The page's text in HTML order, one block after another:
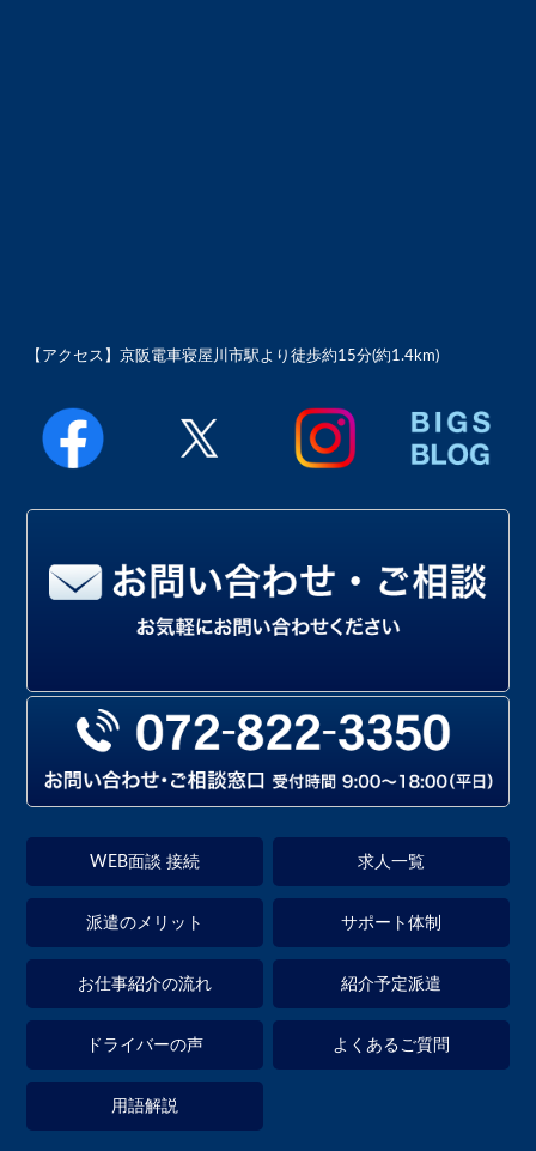
【アクセス】京阪電車寝屋川市駅より徒歩約15分(約1.4km)
WEB面談 接続 求人一覧
派遣のメリット サポート体制
お仕事紹介の流れ 紹介予定派遣
ドライバーの声 よくあるご質問
用語解説